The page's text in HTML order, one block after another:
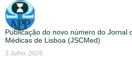
Publicação do novo número do Jornal
Médicas de Lisboa (JSCMed)
3 Julho, 2026